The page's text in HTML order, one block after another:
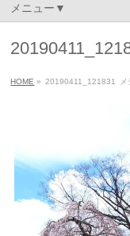
メニュー▼
HOME » 20190411_121831